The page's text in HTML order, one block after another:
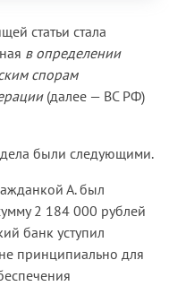
статьи стала
в определении
спорам
(далее — ВС РФ)
дела были следующими.
А. был
2 184 000 рублей
банк уступил
принципиально для